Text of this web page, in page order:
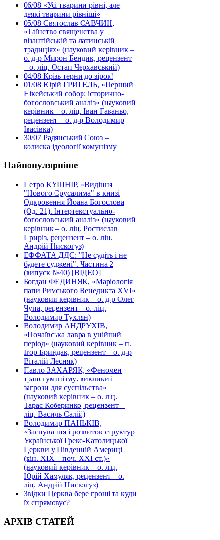
06/08 «Усі тварини рівні, але
деякі тварини рівніші»
05/08 Святослав САВЧИН,
«Таїнство священства у
візантійській та латинській
традиціях» (науковий керівник –
о. д-р Мирон Бендик, рецензент
– о. ліц. Остап Черхавський)
04/08 Крізь терни до зірок!
01/08 Юрій ГРИГЕЛЬ, «Перший
Нікейський собор: історично-
богословський аналіз» (науковий
керівник – о. ліц. Іван Гаваньо,
рецензент – о. д-р Володимир
Івасівка)
30/07 Радянський Союз –
колиска ідеології комунізму
Найпопулярніше
Петро КУШНІР, «Видіння
"Нового Єрусалима" в книзі
Одкровення Йоана Богослова
(Од. 21). Інтертекстуально-
богословський аналіз» (науковий
керівник – о. ліц. Ростислав
Приріз, рецензент – о. ліц.
Андрій Нискогуз)
ЕФФАТА ДДС: "Не судіть і не
будете суджені". Частина 2
(випуск №40) [ВІДЕО]
Богдан ФЕДИНЯК, «Маріологія
папи Римського Венедикта XVI»
(науковий керівник – о. д-р Олег
Чупа, рецензент – о. ліц.
Володимир Тухлян)
Володимир АНДРУХІВ,
«Почаївська лавра в унійний
період» (науковий керівник – п.
Ігор Бриндак, рецензент – о. д-р
Віталій Лесняк)
Павло ЗАХАРЯК, «Феномен
трансгуманізму: виклики і
загрози для суспільства»
(науковий керівник – о. ліц.
Тарас Коберинко, рецензент –
ліц. Василь Салій)
Володимир ПАНЬКІВ,
«Заснування і розвиток структур
Української Греко-Католицької
Церкви у Південній Америці
(кін. ХІХ – поч. ХХІ ст.)»
(науковий керівник – о. ліц.
Юрій Хамуляк, рецензент – о.
ліц. Андрій Нискогуз)
Звідки Церква бере гроші та куди
їх спрямовує?
АРХІВ СТАТЕЙ